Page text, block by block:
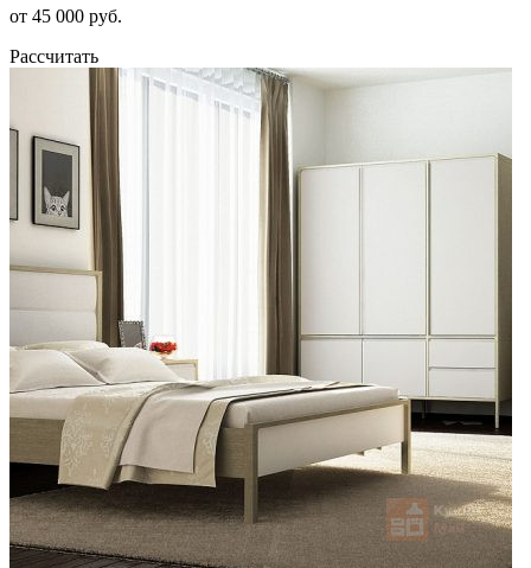
от 45 000 руб.
Рассчитать